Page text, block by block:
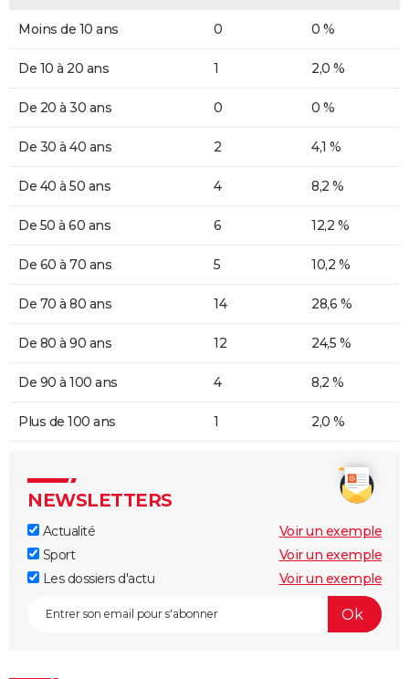
Moins de 10 ans 0 0 %
De 10 à 20 ans 1 2,0 %
De 20 à 30 ans 0 0 %
De 30 à 40 ans 2 4,1 %
De 40 à 50 ans 4 8,2 %
De 50 à 60 ans 6 12,2 %
De 60 à 70 ans 5 10,2 %
De 70 à 80 ans 14 28,6 %
De 80 à 90 ans 12 24,5 %
De 90 à 100 ans 4 8,2 %
Plus de 100 ans 1 2,0 %
NEWSLETTERS
Actualité
Voir un exemple
Sport
Voir un exemple
Les dossiers d'actu
Voir un exemple